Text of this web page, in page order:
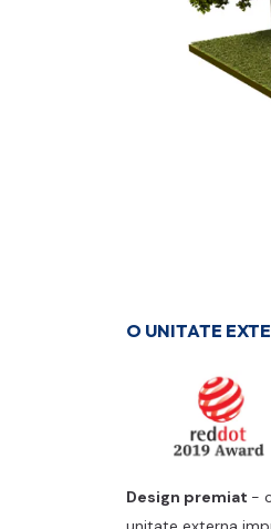
O UNITATE
Design premiat -